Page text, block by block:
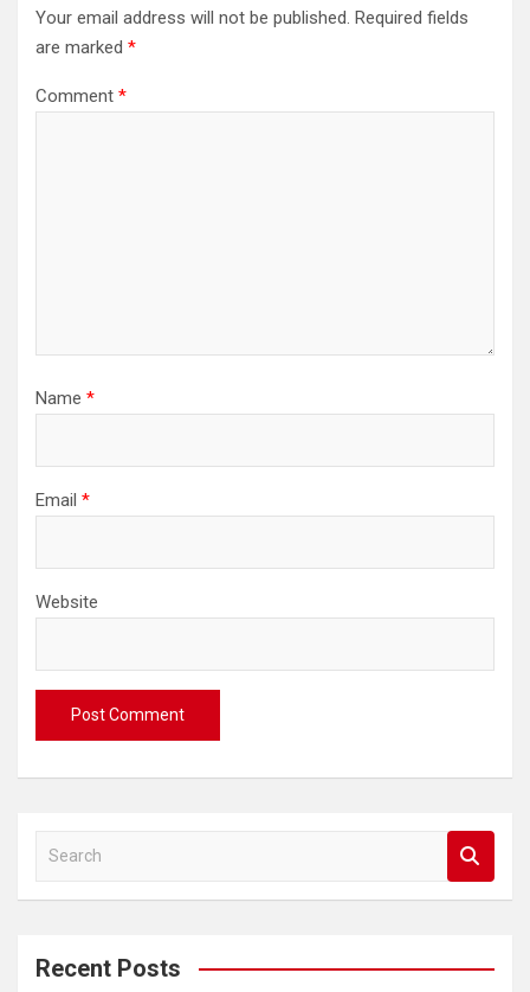
Your email address will not be published. Required fields
are marked *
Comment *
Name *
Email *
Website
a
c
Recent Posts